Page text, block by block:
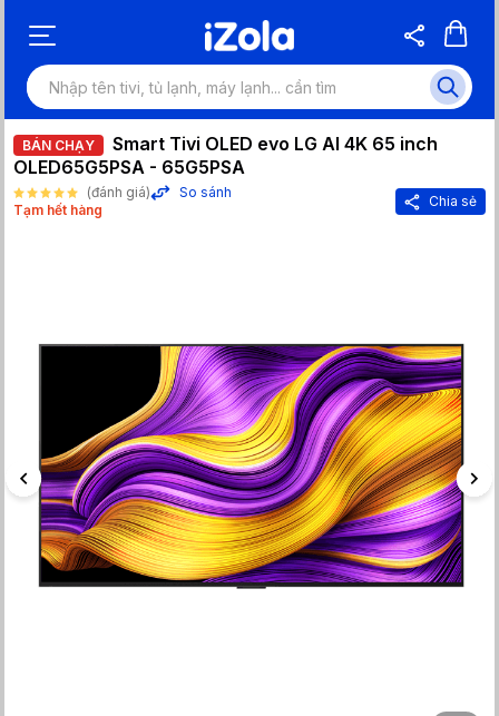
BÁN CHẠY
Smart Tivi OLED evo LG AI 4K 65 inch
OLED65G5PSA - 65G5PSA
(đánh giá)
So sánh
Tạm hết hàng
Chia sẻ